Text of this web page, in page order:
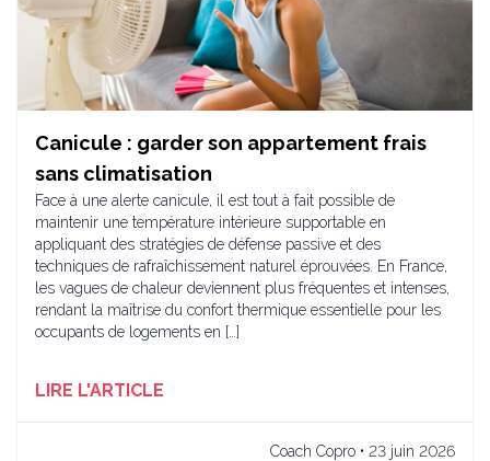
Canicule : garder son appartement frais
sans climatisation
Face à une alerte canicule, il est tout à fait possible de
maintenir une température intérieure supportable en
appliquant des stratégies de défense passive et des
techniques de rafraîchissement naturel éprouvées. En France,
les vagues de chaleur deviennent plus fréquentes et intenses,
rendant la maîtrise du confort thermique essentielle pour les
occupants de logements en […]
LIRE L'ARTICLE
Coach Copro • 23 juin 2026